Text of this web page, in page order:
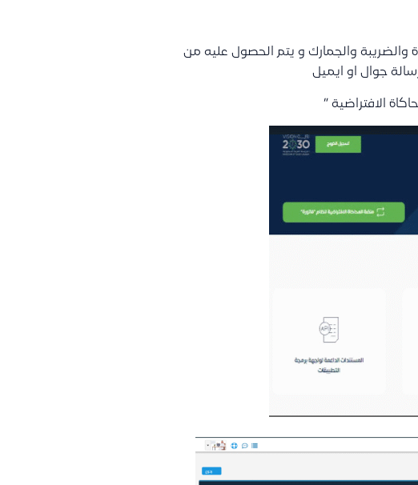
والجمارك و يتم الحصول عليه من
جوال او ايميل
الافتراضية ”